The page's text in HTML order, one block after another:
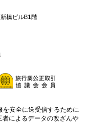
橋ビルB1階
を安全に送受信するために
によるデータの改ざんや